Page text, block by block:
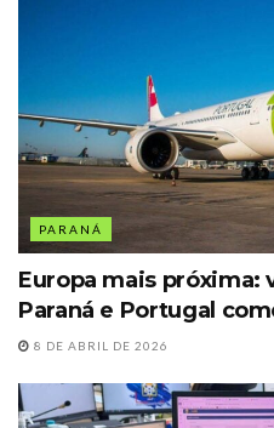
PARANÁ
Europa mais próxima:
Paraná e Portugal
8 DE ABRIL DE 2026